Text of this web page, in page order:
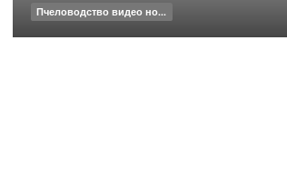
Пчеловодство видео но...